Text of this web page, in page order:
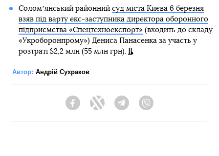
Соломʼянський районний суд міста Києва 6 березня
взяв під варту екс-заступника директора оборонного
підприємства «Спецтехноекспорт»(входить до складу
«Укроборонпрому») Дениса Панасенка за участь у
розтраті $2,2 млн (55 млн грн).
Автор: Андрій Сухраков
FacebookTwitter Telegram